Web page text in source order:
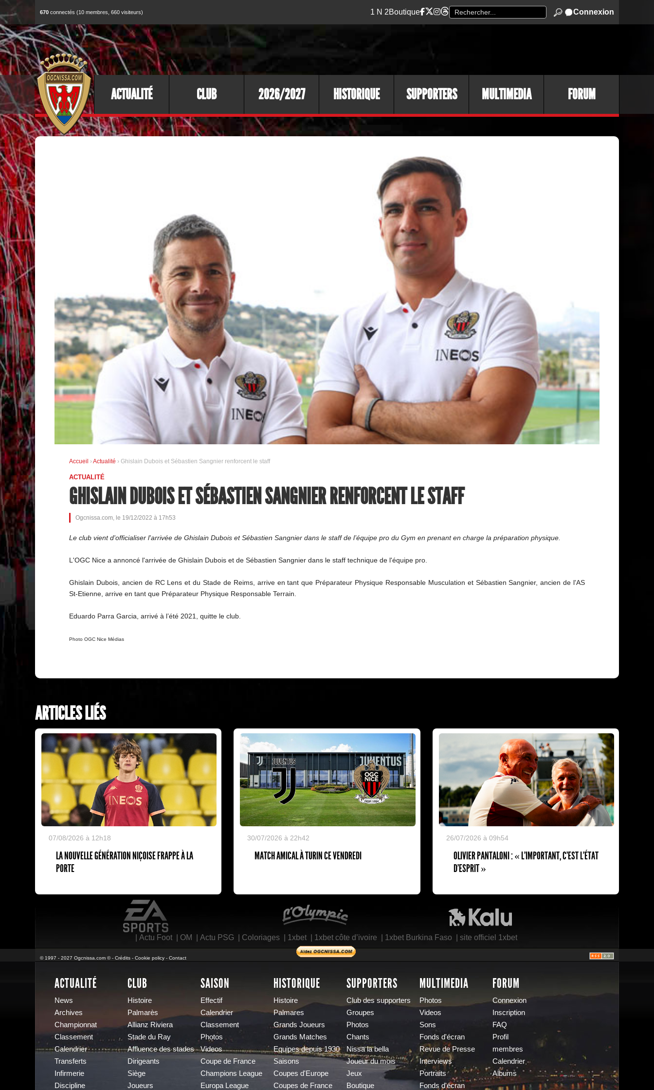
670 connectés (10 membres, 660 visiteurs) 1 N 2Boutique Connexion
ACTUALITÉ CLUB 2026/2027 HISTORIQUE SUPPORTERS MULTIMEDIA FORUM
Accueil ›Actualité › Ghislain Dubois et Sébastien Sangnier renforcent le staff
ACTUALITÉ
GHISLAIN DUBOIS ET SÉBASTIEN SANGNIER RENFORCENT LE STAFF
Ogcnissa.com, le 19/12/2022 à 17h53
Le club vient d'officialiser l'arrivée de Ghislain Dubois et Sébastien Sangnier dans le staff de l’équipe pro du Gym en prenant en charge la préparation physique.
L'OGC Nice a annoncé l'arrivée de Ghislain Dubois et de Sébastien Sangnier dans le staff technique de l'équipe pro.
Ghislain Dubois, ancien de RC Lens et du Stade de Reims, arrive en tant que Préparateur Physique Responsable Musculation et Sébastien Sangnier, ancien de l'AS
St-Etienne, arrive en tant que Préparateur Physique Responsable Terrain.
Eduardo Parra Garcia, arrivé à l’été 2021, quitte le club.
Photo OGC Nice Médias
ARTICLES LIÉS
07/08/2026 à 12h18
LA NOUVELLE GÉNÉRATION NIÇOISE FRAPPE À LA
PORTE
30/07/2026 à 22h42
MATCH AMICAL À TURIN CE VENDREDI
26/07/2026 à 09h54
OLIVIER PANTALONI : « L'IMPORTANT, C'EST L'ÉTAT
D'ESPRIT »
Actu Foot| OM Actu PSG| Coloriages| 1xbet| 1xbet côte d’ivoire 1xbet Burkina Faso site officiel 1xbet
© 1997 - 2027 Ogcnissa.com © - Crédits - Cookie policy - Contact
ACTUALITÉ
News
Archives
Championnat
Classement
Calendrier
Transferts
Infirmerie
Discipline
CLUB
Histoire
Palmarès
Allianz Riviera
Stade du Ray
Affluence des stades
Dirigeants
Siège
Joueurs
SAISON
Effectif
Calendrier
Classement
Photos
Videos
Coupe de France
Champions League
Europa League
HISTORIQUE
Histoire
Palmares
Grands Joueurs
Grands Matches
Equipes depuis 1930
Saisons
Coupes d'Europe
Coupes de France
SUPPORTERS
Club des supporters
Groupes
Photos
Chants
Nissa la bella
Joueur du mois
Jeux
Boutique
MULTIMEDIA
Photos
Videos
Sons
Fonds d'écran
Revue de Presse
Interviews
Portraits
Fonds d'écran
FORUM
Connexion
Inscription
FAQ
Profil
membres
Calendrier
Albums